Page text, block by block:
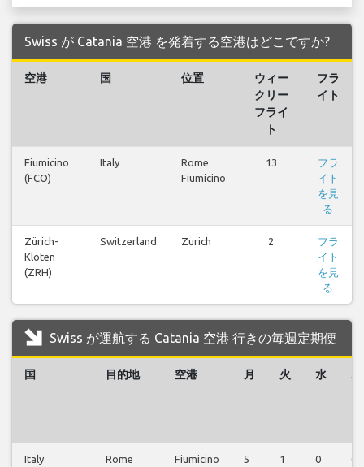
Swiss が Catania 空港 を発着する空港はどこですか?
空港 国 位置
ウィー
クリー
フライ
ト
フラ
イト
Fiumicino
(FCO)
Italy
Rome
Fiumicino
13
フラ
イト
を見
る
Zürich-
Kloten
(ZRH)
Switzerland Zurich 2
フラ
イト
を見
る
Swiss が運航する Catania 空港 行きの毎週定期便
国 目的地 空港 月 火 水 木
Italy
Rome
Fiumicino
5 1 0 0